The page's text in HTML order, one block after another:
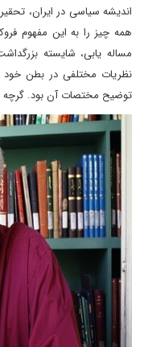
اندیشه سیاسی در ایران،
همه چیز را به این مفهوم
مساله یابی، شایسته
نظریات مختلفی در بطن
توضیح مختصات آن بود. گرچه